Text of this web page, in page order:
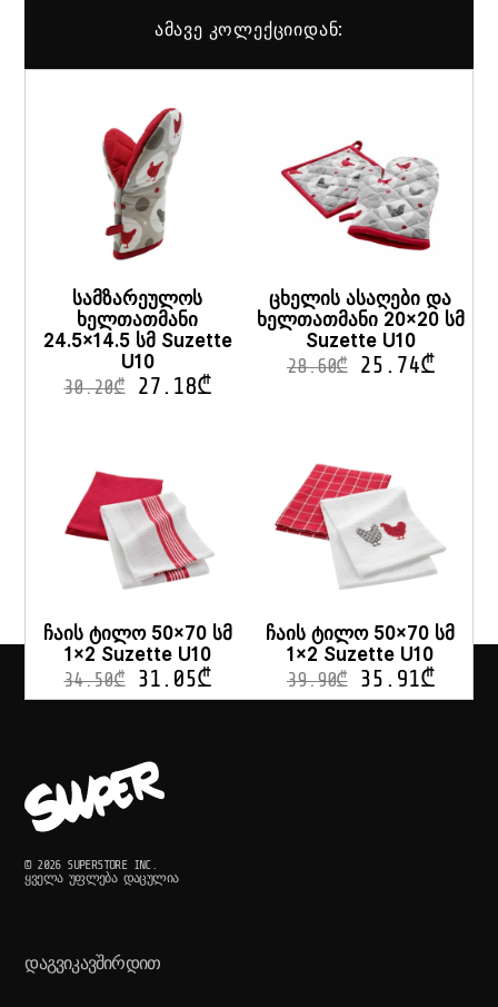
ამავე კოლექციიდან:
სამზარეულოს
ხელთათმანი
24.5×14.5 სმ Suzette
U10
30.20₾ 27.18₾
ცხელის ასაღები და
ხელთათმანი 20×20 სმ
Suzette U10
28.60₾ 25.74₾
ჩაის ტილო 50×70 სმ
1×2 Suzette U10
34.50₾ 31.05₾
ჩაის ტილო 50×70 სმ
1×2 Suzette U10
39.90₾ 35.91₾
© 2026 SUPERSTORE INC.
ᲧᲕᲔᲚᲐ ᲣᲤᲚᲔᲑᲐ ᲓᲐᲪᲣᲚᲘᲐ
ᲓᲐᲒᲕᲘᲙᲐᲕᲨᲘᲠᲓᲘᲗ